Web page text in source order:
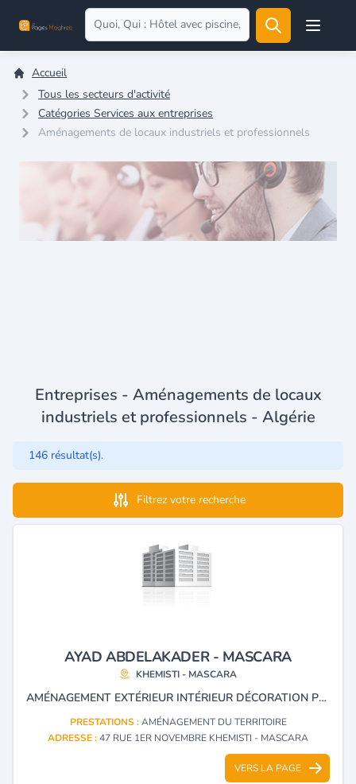
Open
Accueil
Tous les secteurs d'activité
Catégories Services aux entreprises
Aménagements de locaux industriels et professionnels
Entreprises - Aménagements de locaux
industriels et professionnels - Algérie
146 résultat(s).
Filtrez votre recherche
AYAD ABDELAKADER - MASCARA
KHEMISTI - MASCARA
AMÉNAGEMENT EXTÉRIEUR INTÉRIEUR DÉCORATION PEINTURE RIDEAU FAÇADE ALUCOBANDE
PRESTATIONS :AMÉNAGEMENT DU TERRITOIRE
ADRESSE :47 RUE 1ER NOVEMBRE KHEMISTI - MASCARA
VERS LA PAGE